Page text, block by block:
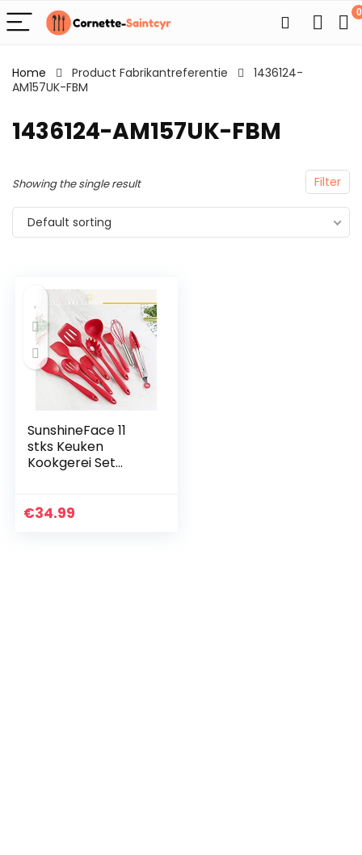
0
Home Product Fabrikantreferentie
1436124-
AM157UK-FBM
1436124-AM157UK-FBM
Filter
Showing the single result
Default sorting
SunshineFace 11
stks Keuken
Kookgerei Set
Kookgerei
€34.99